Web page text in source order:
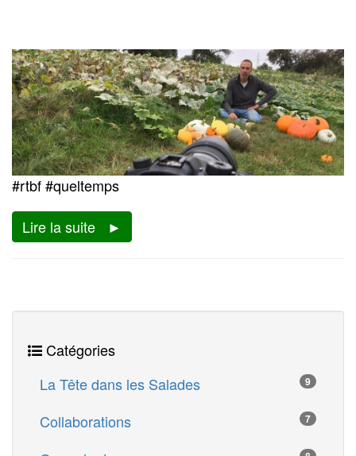
#rtbf #queltemps
Lire la suite
Catégories
9
La Tête dans les Salades
7
Collaborations